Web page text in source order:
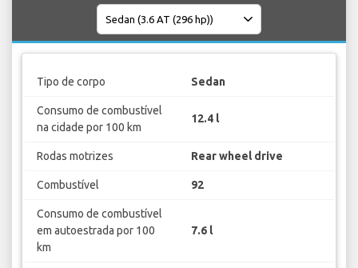
Tipo de corpo Sedan
Consumo de combustível
na cidade por 100 km
12.4 l
Rodas motrizes Rear wheel drive
Combustível 92
Consumo de combustível
em autoestrada por 100
km
7.6 l